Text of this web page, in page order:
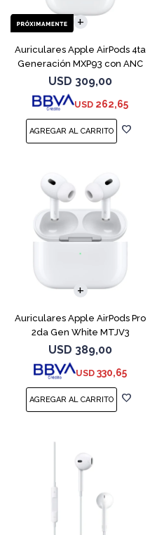
Auriculares Apple AirPods 4ta
Generación MXP93 con ANC
USD 309,00
USD 262,65
Auriculares Apple AirPods Pro
2da Gen White MTJV3
Magsafe
USD 389,00
USD 330,65